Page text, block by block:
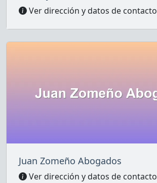
Ver dirección y datos de contacto
Juan Zomeño Abogados
Ver dirección y datos de contacto